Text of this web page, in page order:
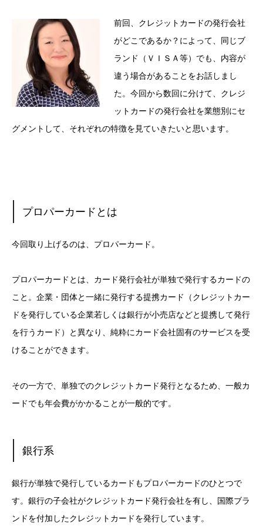
前回、クレジットカードの発行会社
がどこであるか？によって、同じブ
ランド（ＶＩＳＡ等）でも、内容が
違う場合があることをお話しまし
た。今回から数回に分けて、クレジ
ットカードの発行会社を業態別にセ
グメントして、それぞれの特徴を見ていきたいと思います。
プロパーカードとは
今回取り上げるのは、プロパーカード。
プロパーカードとは、カード発行会社が単独で発行するカードの
こと。企業・団体と一緒に発行する提携カード（クレジットカー
ドを発行している企業若しくは銀行が小売店などと提携して発行
を行うカード）と異なり、純粋にカード会社固有のサービスを受
けることができます。
その一方で、単独でのクレジットカード発行となるため、一般カ
ードでも年会費がかかることが一般的です。
銀行系
銀行が単独で発行しているカードもプロパーカードのひとつで
す。銀行の子会社がクレジットカード発行会社を有し、国際ブラ
ンドを付加したクレジットカードを発行しています。